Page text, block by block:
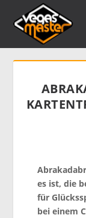
es ist, die
für
bei einem